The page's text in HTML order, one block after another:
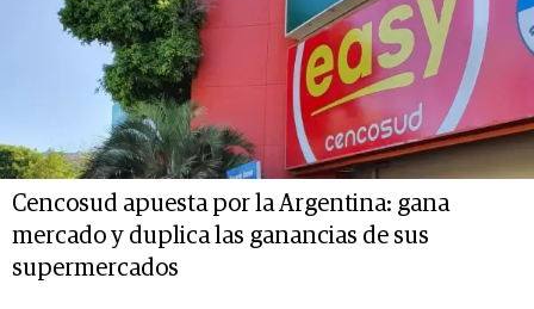
Cencosud apuesta por la Argentina: gana
mercado y duplica las ganancias de sus
supermercados